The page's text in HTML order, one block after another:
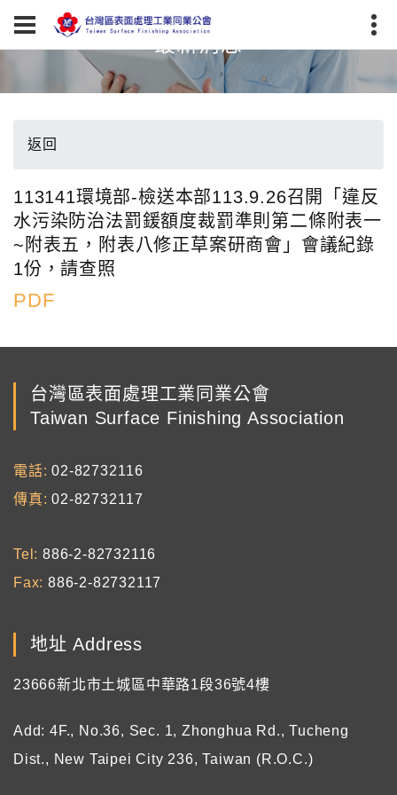
最新消息
返回
113141環境部-檢送本部113.9.26召開「違反
水污染防治法罰鍰額度裁罰準則第二條附表一
~附表五，附表八修正草案研商會」會議紀錄
1份，請查照
PDF
台灣區表面處理工業同業公會
Taiwan Surface Finishing Association
電話
02-82732116
傳真
02-82732117
Tel
886-2-82732116
Fax 886-2-82732117
地址 Address
23666新北市土城區中華路1段36號4樓
Add: 4F., No.36, Sec. 1, Zhonghua Rd., Tucheng
Dist., New Taipei City 236, Taiwan (R.O.C.)